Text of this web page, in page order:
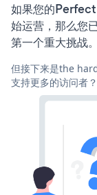
如果您的
始运营，那么您
第一个重大挑战
但接下来是the
支持更多的访问者？